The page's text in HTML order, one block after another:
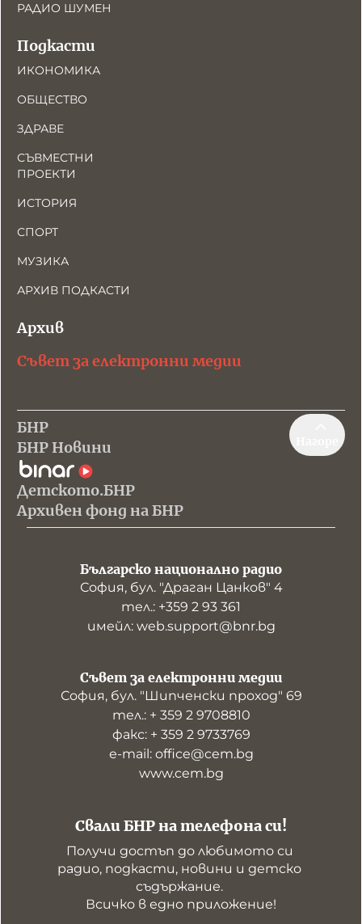
РАДИО ШУМЕН
Подкасти
ИКОНОМИКА
ОБЩЕСТВО
ЗДРАВЕ
СЪВМЕСТНИ
ПРОЕКТИ
ИСТОРИЯ
СПОРТ
МУЗИКА
АРХИВ ПОДКАСТИ
Архив
Съвет за електронни медии
БНР
БНР Новини
Детското.БНР
Архивен фонд на БНР
Българско национално радио
София, бул. "Драган Цанков" 4
тел.: +359 2 93 361
имейл: web.support@bnr.bg
Свали БНР на телефона си!
Получи достъп до любимото си
радио, подкасти, новини и детско
съдържание.
Всичко в едно приложение!
Съвет за електронни медии
София, бул. "Шипченски проход" 69
тел.: + 359 2 9708810
факс: + 359 2 9733769
е-mail: office@cem.bg
www.cem.bg